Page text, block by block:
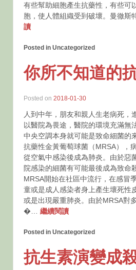
有些幫助細胞產生抗藥性，有些可
胞，使人體組織受到破壞。曼徹斯
讀
Posted in Uncategorized
你所不知道的
Posted on 2018-01-30
人到中年，朋友和親人生老病死，
以醫院為畏途，醫院的環境充滿無
中央空調本身就可能是致命細菌的
抗藥性金黃葡萄球菌（MRSA），
從空氣中感染後成為肺炎。由於惡
院感染的細菌有可能最後成為致命
MRSA開始在社區中流行，在感冒
童或是成人感染者身上產生壞死性
或是出現嚴重肺炎。由於MRSA對
�… 繼續閱讀
Posted in Uncategorized
抗生素演變成